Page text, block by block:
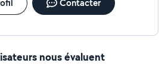
Contacter
nous évaluent